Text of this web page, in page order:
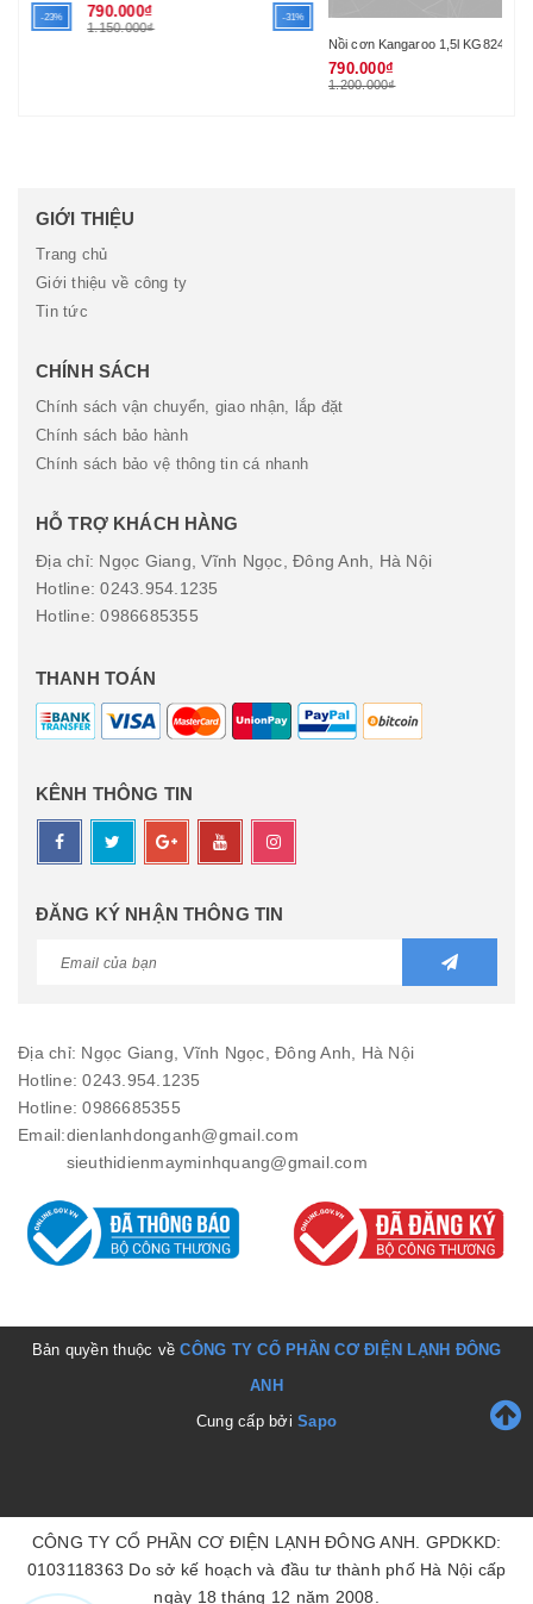
790.000₫
1.150.000₫
Nồi cơn Kangaroo 1,5l KG824
790.000₫
1.200.000₫
GIỚI THIỆU
Trang chủ
Giới thiệu về công ty
Tin tức
CHÍNH SÁCH
Chính sách vận chuyển, giao nhận, lắp đặt
Chính sách bảo hành
Chính sách bảo vệ thông tin cá nhanh
HỖ TRỢ KHÁCH HÀNG
Địa chỉ: Ngọc Giang, Vĩnh Ngọc, Đông Anh, Hà Nội
Hotline: 0243.954.1235
Hotline: 0986685355
THANH TOÁN
KÊNH THÔNG TIN
ĐĂNG KÝ NHẬN THÔNG TIN
Địa chỉ: Ngọc Giang, Vĩnh Ngọc, Đông Anh, Hà Nội
Hotline: 0243.954.1235
Hotline: 0986685355
Email:dienlanhdonganh@gmail.com
sieuthidienmayminhquang@gmail.com
Bản quyền thuộc vềCÔNG TY CỔ PHẦN CƠ ĐIỆN LẠNH ĐÔNG
ANH
Cung cấp bởiSapo
CÔNG TY CỔ PHẦN CƠ ĐIỆN LẠNH ĐÔNG ANH. GPDKKD:
0103118363 Do sở kế hoạch và đầu tư thành phố Hà Nội cấp
ngày 18 tháng 12 năm 2008.